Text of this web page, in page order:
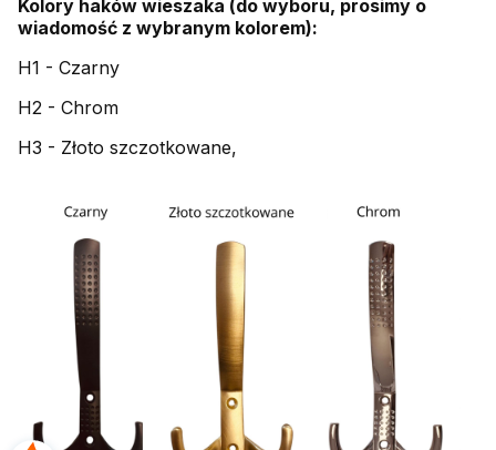
Kolory haków wieszaka (do wyboru, prosimy o
wiadomość z wybranym kolorem):
H1 - Czarny
H2 - Chrom
H3 - Złoto szczotkowane,